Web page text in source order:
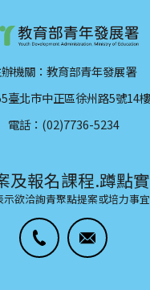
機關：教育部青年發展署
臺北市中正區徐州路5號14樓
電話：(02)7736-5234
及報名課程.蹲點
欲洽詢青聚點提案或培力事宜